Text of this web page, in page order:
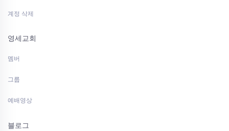
계정 삭제
영세교회
멤버
그룹
예배영상
블로그